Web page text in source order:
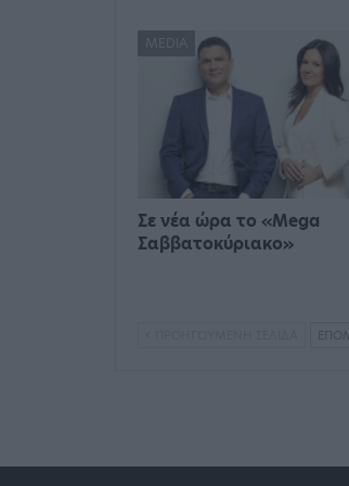
MEDIA
Σε νέα ώρα το «Mega
Σαββατοκύριακο»